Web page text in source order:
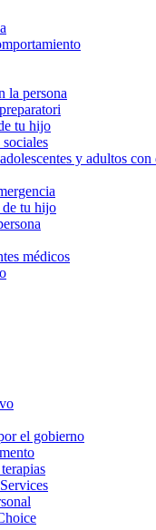
la persona
tu hijo
y adultos con
de tu hijo
médicos
el gobierno